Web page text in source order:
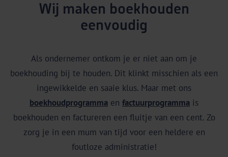
Wij maken boekhouden
eenvoudig
Als ondernemer ontkom je er niet aan om je
boekhouding bij te houden. Dit klinkt misschien als een
ingewikkelde en saaie klus. Maar met ons
boekhoudprogramma en factuurprogramma is
boekhouden en factureren een fluitje van een cent. Zo
zorg je in een mum van tijd voor een heldere en
foutloze administratie!